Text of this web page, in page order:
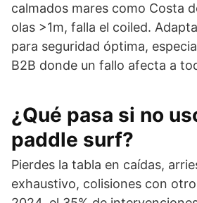
calmados mares como Costa
olas >1m, falla el coiled.
para seguridad óptima,
B2B donde un fallo afecta a
¿Qué pasa si no
paddle surf?
Pierdes la tabla en caídas,
exhaustivo, colisiones con